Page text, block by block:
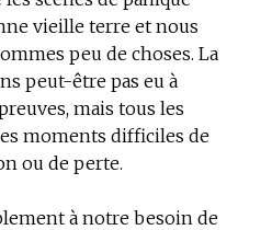
vieille terre et nous
peu de choses. La
peut-être pas eu à
mais tous les
moments difficiles de
ou de perte.
à notre besoin de